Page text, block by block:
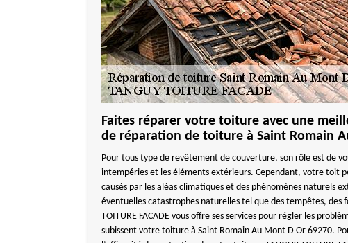
Faites réparer votre toiture avec une
de réparation de toiture à Saint Romain
Pour tous type de revêtement de couverture, son rôle est de
intempéries et les éléments extérieurs. Cependant, votre toit
causés par les aléas climatiques et des phénomènes naturels
éventuelles catastrophes naturelles tel que des tempêtes, des
TOITURE FACADE vous offre ses services pour régler les
subissent votre toiture à Saint Romain Au Mont D Or 69270.